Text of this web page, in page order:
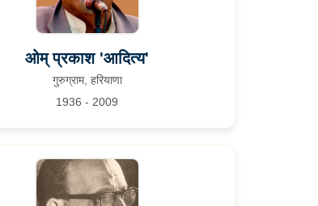
ओम् प्रकाश 'आदित्य'
गुरुग्राम, हरियाणा
1936 - 2009